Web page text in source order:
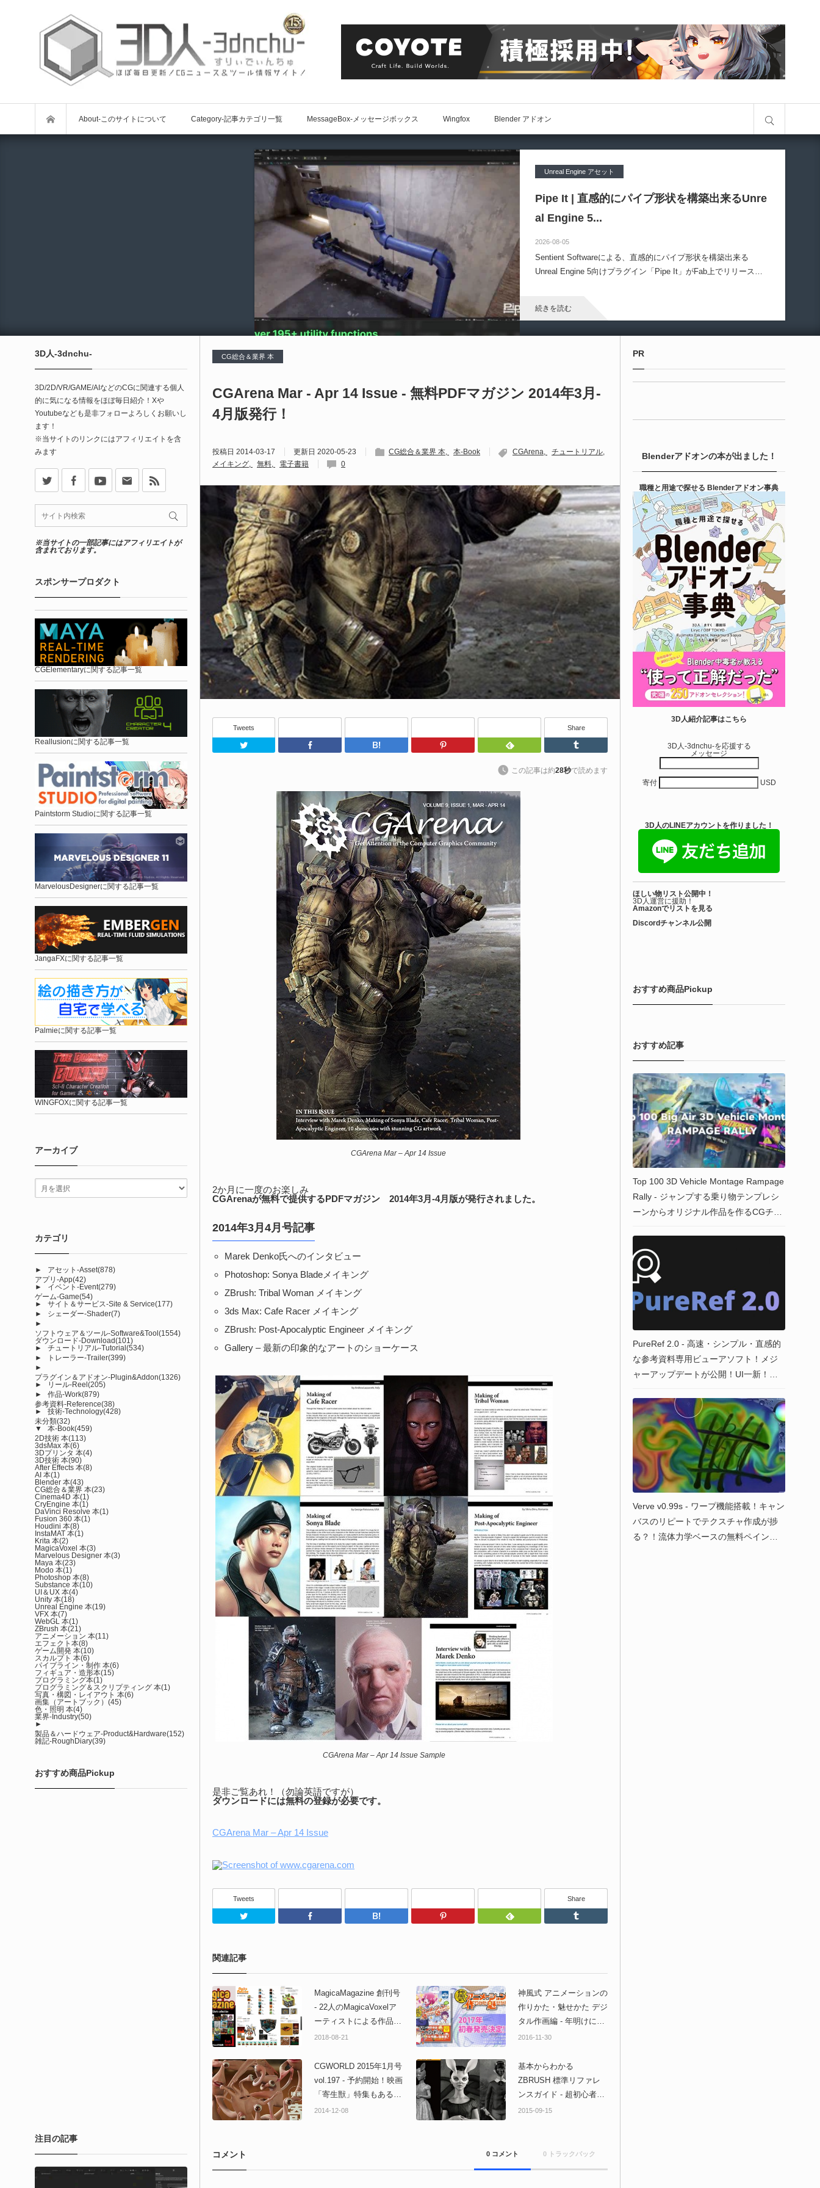
About-このサイトについて Category-記事カテゴリ一覧 MessageBox-メッセージボックス Wingfox Blender アドオン
Unreal Engine アセット
Pipe It | 直感的にパイプ形状を構築出来るUnre
al Engine 5...
2026-08-05
Sentient Softwareによる、直感的にパイプ形状を構築出来る
Unreal Engine 5向けプラグイン「Pipe It」がFab上でリリースさ
続きを読む
Directive Utilities | ブループリントライブラリ
やエディタス...
スの Unreal Engine プラグインです。FabとGithub上で無料公開さ
Unity 本
Unityエフェクトレシピブック パーツを組み合
わせて作れる | ktk.kum...
ktk.kumamoto氏によるUnity向けエフェクト教本「Unityエフェク
トレシピブック パーツを組み合わせて作れる」が2026年7月13日
に翔泳社から発売されています！
続きを読む
アセット-Asset
なVRChat向け...
2026-08-02
アバターモデラーの しろいの氏（@SiroinoWorks）が以前から進
捗共有を行っていた素体モデル「SironoSotai」をリリースしまし
Bioform | 現役臨床医の3DCGアーティストが
実際の解剖学に基づいて構築...
CG総合＆業界 本
CGArena Mar - Apr 14 Issue - 無料PDFマガジン 2014年3月-
4月版発行！
投稿日 2014-03-17 更新日 2020-05-23 CG総合＆業界 本 本-Book CGArena
チュートリアル
メイキング
無料 電子書籍 0
Tweets
Twitter Facebook はてなブックマークPinterest Feedly
Share
この記事は約28秒で読めます
CGArena Mar – Apr 14 Issue
2か月に一度のお楽しみ
CGArenaが無料で提供するPDFマガジン 2014年3月-4月版が発行されました。
2014年3月4月号記事
Marek Denko氏へのインタビュー
Photoshop: Sonya Bladeメイキング
ZBrush: Tribal Woman メイキング
3ds Max: Cafe Racer メイキング
ZBrush: Post-Apocalyptic Engineer メイキング
Gallery – 最新の印象的なアートのショーケース
CGArena Mar – Apr 14 Issue Sample
是非ご覧あれ！（勿論英語ですが）
ダウンロードには無料の登録が必要です。
CGArena Mar – Apr 14 Issue
Tweets
Twitter Facebook はてなブックマークPinterest Feedly
Share
関連記事
MagicaMagazine 創刊号
- 22人のMagicaVoxelア
ーティストによる作品
集！遂に公開！
2018-08-21
神風式 アニメーションの
作りかた・魅せかた デジ
タル作画編 - 年明けに
「神風動画」によるノウ
2016-11-30
CGWORLD 2015年1月号
vol.197 - 予約開始！映画
「寄生獣」特集もある
よ！2014年12月10日発
2014-12-08
基本からわかる
ZBRUSH 標準リファレ
ンスガイド - 超初心者向
けZBrush入門書が登場！
2015-09-15
コメント 0 コメント 0 トラックバック
3D人-3dnchu-
3D/2D/VR/GAME/AIなどのCGに関連する個人
的に気になる情報をほぼ毎日紹介！Xや
Youtubeなども是非フォローよろしくお願いし
ます！
※当サイトのリンクにはアフィリエイトを含
みます
※当サイトの一部記事にはアフィリエイトが
含まれております。
スポンサープロダクト
CGElementaryに関する記事一覧
Reallusionに関する記事一覧
Paintstorm Studioに関する記事一覧
MarvelousDesignerに関する記事一覧
JangaFXに関する記事一覧
Palmieに関する記事一覧
WINGFOXに関する記事一覧
アーカイブ
カテゴリ
► アセット-Asset(878)
アプリ-App(42)
►
イベント-Event(279)
ゲーム-Game(54)
►
サイト＆サービス-Site & Service(177)
►
シェーダー-Shader(7)
►
ソフトウェア＆ツール-Software&Tool(1554)
ダウンロード-Download(101)
►
チュートリアル-Tutorial(534)
►
トレーラー-Trailer(399)
►
プラグイン＆アドオン-Plugin&Addon(1326)
►
リール-Reel(205)
►
作品-Work(879)
参考資料-Reference(38)
►
技術-Technology(428)
未分類(32)
▼
本-Book(459)
2D技術 本(113)
3dsMax 本(6)
3Dプリンタ 本(4)
3D技術 本(90)
After Effects 本(8)
AI 本(1)
Blender 本(43)
CG総合＆業界 本(23)
Cinema4D 本(1)
CryEngine 本(1)
DaVinci Resolve 本(1)
Fusion 360 本(1)
Houdini 本(8)
InstaMAT 本(1)
Krita 本(2)
MagicaVoxel 本(3)
Marvelous Designer 本(3)
Maya 本(23)
Modo 本(1)
Photoshop 本(8)
Substance 本(10)
UI＆UX 本(4)
Unity 本(18)
Unreal Engine 本(19)
VFX 本(7)
WebGL 本(1)
ZBrush 本(21)
アニメーション 本(11)
エフェクト本(8)
ゲーム開発 本(10)
スカルプト 本(6)
パイプライン・制作 本(6)
フィギュア・造形本(15)
プログラミング本(1)
プログラミング＆スクリプティング 本(1)
写真・構図・レイアウト 本(6)
画集（アートブック） (45)
色・照明 本(4)
業界-Industry(50)
►
製品＆ハードウェア-Product&Hardware(152)
雑記-RoughDiary(39)
おすすめ商品Pickup
注目の記事
PR
Blenderアドオンの本が出ました！
職種と用途で探せる Blenderアドオン事典
3D人紹介記事はこちら
3D人-3dnchu-を応援する
メッセージ
寄付 USD
3D人のLINEアカウントを作りました！
ほしい物リスト公開中！
3D人運営に援助！
Amazonでリストを見る
Discordチャンネル公開
おすすめ商品Pickup
おすすめ記事
Top 100 3D Vehicle Montage Rampage
Rally - ジャンプする乗り物テンプレシ
ーンからオリジナル作品を作るCGチャ
eRally
PureRef 2.0 - 高速・シンプル・直感的
な参考資料専用ビューアソフト！メジ
ャーアップデートが公開！UI一新！描
ストエディタ！企業向け商用ライセン
スなどを新設！Win＆Mac＆Linux
Verve v0.99s - ワープ機能搭載！キャン
バスのリピートでテクスチャ作成が捗
る？！流体力学ベースの無料ペイント